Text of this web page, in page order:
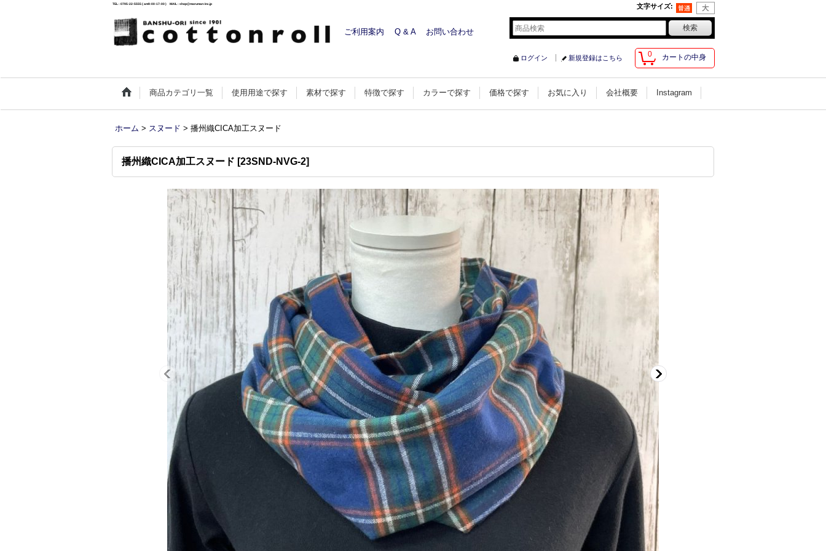
TEL : 0795-22-5555 ( am9:00-17:00 ) MAIL : shop@maruman-inc.jp 文字サイズ:
ご利用案内 Q & A お問い合わせ
0 カートの中身
ログイン 新規登録はこちら
商品カテゴリ一覧 使用用途で探す 素材で探す 特徴で探す カラーで探す 価格で探す お気に入り 会社概要 Instagram
ホーム > スヌード > 播州織CICA加工スヌード
播州織CICA加工スヌード [23SND-NVG-2]